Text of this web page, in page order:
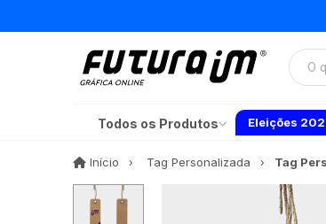
Todos os Produtos Eleições
Início Início Tag Personalizada Tag